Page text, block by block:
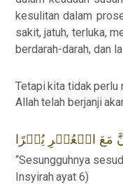
kesulitan dalam
sakit, jatuh, terluka,
berdarah-darah, dan
Tetapikita tidak perlu
Allah telah berjanji
مَعَ الۡعُسۡرِ يُسۡرًا
“Sesungguhnya
Insyirah ayat 6)